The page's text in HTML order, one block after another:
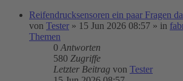
Reifendrucksensoren ein paar Fragen
von Tester » 15 Jun 2026 08:57 » in
Themen
0 Antworten
580 Zugriffe
Letzter Beitrag von Tester